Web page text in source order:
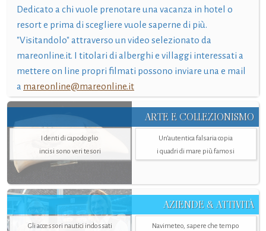
Dedicato a chi vuole prenotare una vacanza in hotel o
resort e prima di scegliere vuole saperne di più.
"Visitandolo" attraverso un video selezionato da
mareonline.it. I titolari di alberghi e villaggi interessati a
mettere on line propri filmati possono inviare una e mail
a mareonline@mareonline.it
ARTE E COLLEZIONISMO
I denti di capodoglio
incisi sono veri tesori
Un’autentica falsaria copia
i quadri di mare più famosi
AZIENDE & ATTIVITÀ
Gli accessori nautici indossati
Navimeteo, sapere che tempo